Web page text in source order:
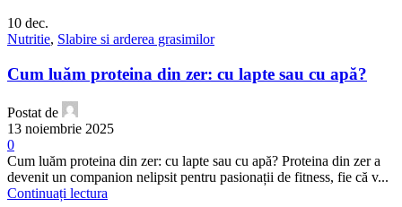
10 dec.
Nutritie, Slabire si arderea grasimilor
Cum luăm proteina din zer: cu lapte sau cu apă?
Postat de
13 noiembrie 2025
0
Cum luăm proteina din zer: cu lapte sau cu apă? Proteina din zer a
devenit un companion nelipsit pentru pasionații de fitness, fie că v...
Continuați lectura